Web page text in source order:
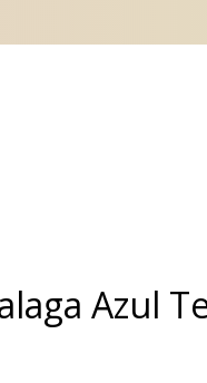
Azul